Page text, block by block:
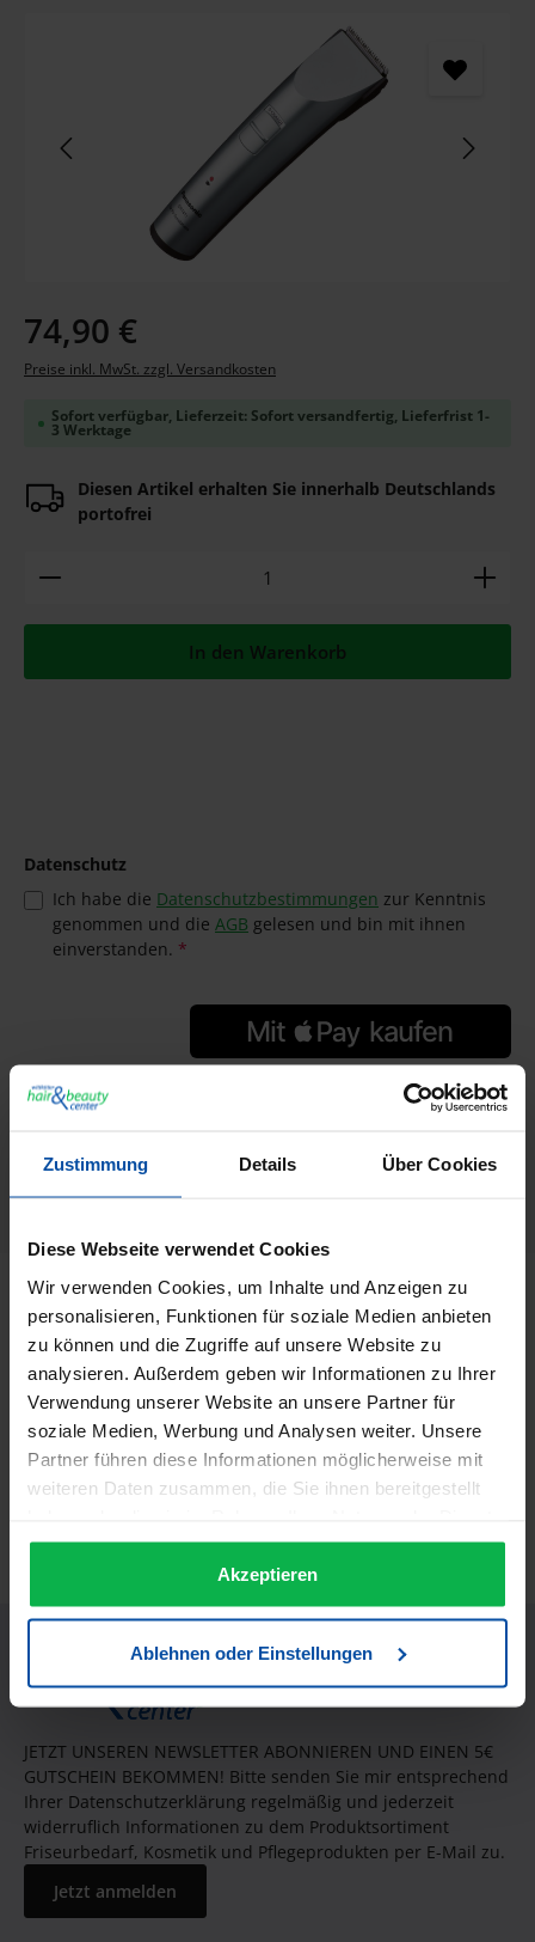
Zustimmung Details Über Cookies
Diese Webseite verwendet Cookies
Wir verwenden Cookies, um Inhalte und Anzeigen zu
personalisieren, Funktionen für soziale Medien anbieten
zu können und die Zugriffe auf unsere Website zu
analysieren. Außerdem geben wir Informationen zu Ihrer
Verwendung unserer Website an unsere Partner für
soziale Medien, Werbung und Analysen weiter. Unsere
Partner führen diese Informationen möglicherweise mit
weiteren Daten zusammen, die Sie ihnen bereitgestellt
gesammelt haben.
Akzeptieren
Ablehnen oder Einstellungen
Regulärer Preis:
74,90 €
Preise inkl. MwSt. zzgl. Versandkosten
Sofort verfügbar, Lieferzeit: Sofort versandfertig, Lieferfrist 1-
3 Werktage
Diesen Artikel erhalten Sie innerhalb Deutschlands
portofrei
Produkt Anzahl: Gib den gewünschten Wert ein
In den Warenkorb
Datenschutz
Ich habe die Datenschutzbestimmungen zur Kenntnis
genommen und die AGB gelesen und bin mit ihnen
einverstanden. *
GTIN/EAN:
Panasonic
Beschreibung
Profi-Haarschneidemaschine Panasonic ER 1411 für Netz-
und Akku-Betrieb Jetzt mit haltbarem Akku,
Universalspannung 100 -…
Video 5
Informationen zur Produktsicherheit
JETZT UNSEREN NEWSLETTER ABONNIEREN UND EINEN 5€
GUTSCHEIN BEKOMMEN! Bitte senden Sie mir entsprechend
Ihrer Datenschutzerklärung regelmäßig und jederzeit
widerruflich Informationen zu dem Produktsortiment
Friseurbedarf, Kosmetik und Pflegeprodukten per E-Mail zu.
Jetzt anmelden